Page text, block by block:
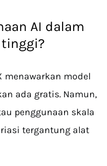
AI dalam
menawarkan model
ada gratis. Namun,
penggunaan skala
tergantung alat